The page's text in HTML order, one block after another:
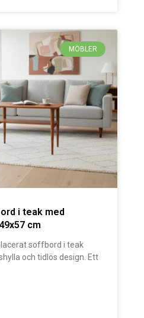
MÖBLER
i teak med
cm
soffbord i teak
och tidlös design. Ett